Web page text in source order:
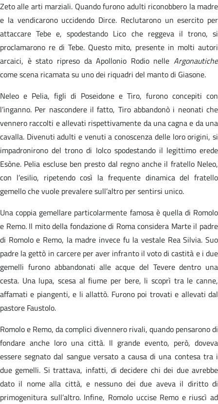
Zeto alle arti marziali. Quando furono adulti riconobbero la madre
e la vendicarono uccidendo Dirce. Reclutarono un esercito per
attaccare Tebe e, spodestando Lico che reggeva il trono, si
proclamarono re di Tebe. Questo mito, presente in molti autori
arcaici, è stato ripreso da Apollonio Rodio nelle Argonautiche
come scena ricamata su uno dei riquadri del manto di Giasone.
Neleo e Pelia, figli di Poseidone e Tiro, furono concepiti con
l’inganno. Per nascondere il fatto, Tiro abbandonò i neonati che
vennero raccolti e allevati rispettivamente da una cagna e da una
cavalla. Divenuti adulti e venuti a conoscenza delle loro origini, si
impadronirono del trono di Iolco spodestando il legittimo erede
Esòne. Pelia escluse ben presto dal regno anche il fratello Neleo,
con l’esilio, ripetendo così la frequente dinamica del fratello
gemello che vuole prevalere sull’altro per sentirsi unico.
Una coppia gemellare particolarmente famosa è quella di Romolo
e Remo. Il mito della fondazione di Roma considera Marte il padre
di Romolo e Remo, la madre invece fu la vestale Rea Silvia. Suo
padre la gettò in carcere per aver infranto il voto di castità e i due
gemelli furono abbandonati alle acque del Tevere dentro una
cesta. Una lupa, scesa al fiume per bere, li scoprì tra le canne,
affamati e piangenti, e li allattò. Furono poi trovati e allevati dal
pastore Faustolo.
Romolo e Remo, da complici divennero rivali, quando pensarono di
fondare anche loro una città. Il grande evento, però, doveva
essere segnato dal sangue versato a causa di una contesa tra i
due gemelli. Si trattava, infatti, di decidere chi dei due avrebbe
dato il nome alla città, e nessuno dei due aveva il diritto di
primogenitura sull’altro. Infine, Romolo uccise Remo e riuscì ad